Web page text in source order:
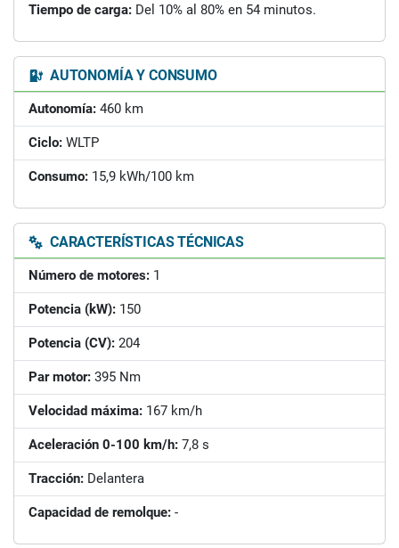
Tiempo de carga: Del 10% al 80% en 54 minutos.
AUTONOMÍA Y CONSUMO
Autonomía: 460 km
Ciclo: WLTP
Consumo: 15,9 kWh/100 km
CARACTERÍSTICAS TÉCNICAS
Número de motores: 1
Potencia (kW): 150
Potencia (CV): 204
Par motor: 395 Nm
Velocidad máxima: 167 km/h
Aceleración 0-100 km/h: 7,8 s
Tracción: Delantera
Capacidad de remolque: -